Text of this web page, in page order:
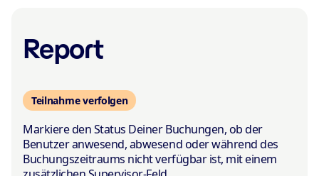
Report
Teilnahme verfolgen
Markiere den Status Deiner Buchungen, ob der
Benutzer anwesend, abwesend oder während des
Buchungszeitraums nicht verfügbar ist, mit einem